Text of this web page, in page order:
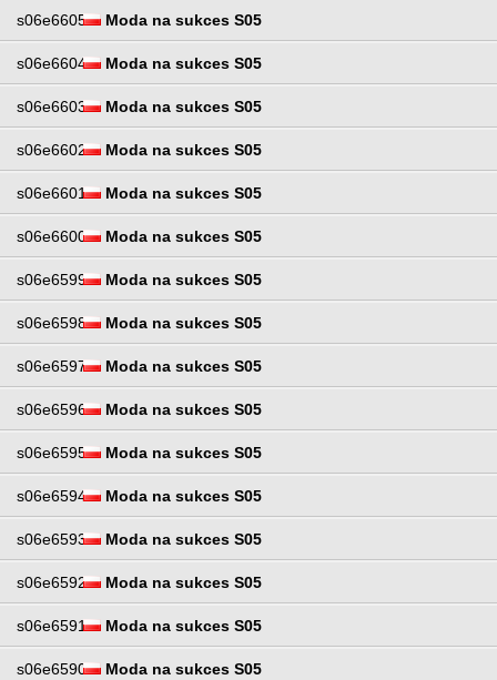
s06e6605 Moda na sukces S05
s06e6604 Moda na sukces S05
s06e6603 Moda na sukces S05
s06e6602 Moda na sukces S05
s06e6601 Moda na sukces S05
s06e6600 Moda na sukces S05
s06e6599 Moda na sukces S05
s06e6598 Moda na sukces S05
s06e6597 Moda na sukces S05
s06e6596 Moda na sukces S05
s06e6595 Moda na sukces S05
s06e6594 Moda na sukces S05
s06e6593 Moda na sukces S05
s06e6592 Moda na sukces S05
s06e6591 Moda na sukces S05
s06e6590 Moda na sukces S05